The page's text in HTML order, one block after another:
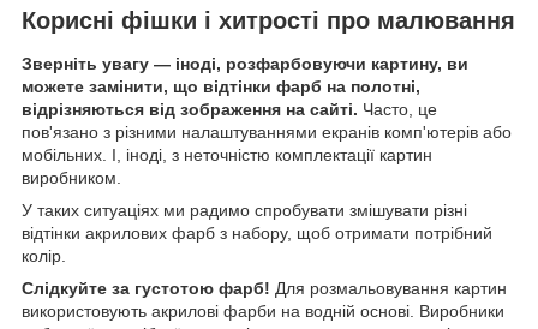
Корисні фішки і хитрості про малювання
Зверніть увагу — іноді, розфарбовуючи картину, ви
можете замінити, що відтінки фарб на полотні,
відрізняються від зображення на сайті. Часто, це
пов'язано з різними налаштуваннями екранів комп'ютерів або
мобільних. І, іноді, з неточністю комплектації картин
виробником.
У таких ситуаціях ми радимо спробувати змішувати різні
відтінки акрилових фарб з набору, щоб отримати потрібний
колір.
Слідкуйте за густотою фарб! Для розмальовування картин
використовують акрилові фарби на водній основі. Виробники